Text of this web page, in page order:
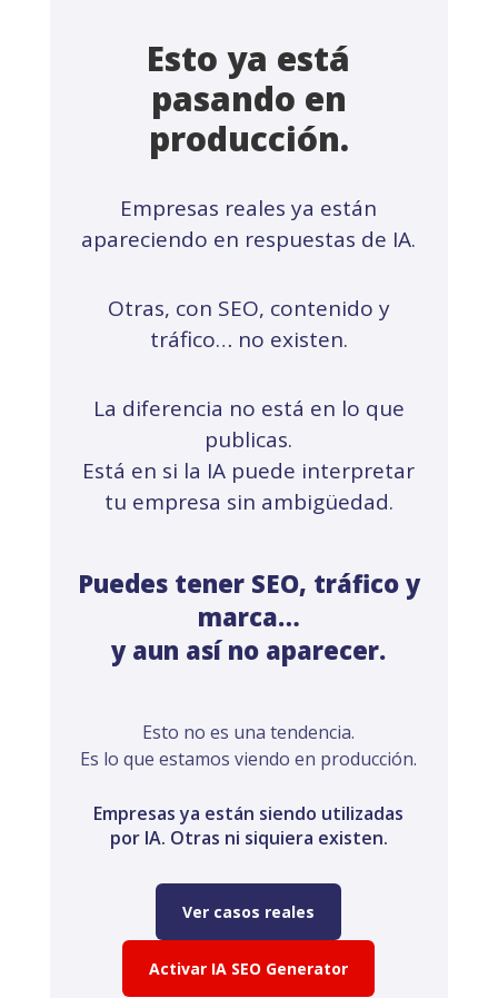
Esto ya está
pasando en
producción.
Empresas reales ya están
apareciendo en respuestas de IA.
Otras, con SEO, contenido y
tráfico… no existen.
La diferencia no está en lo que
publicas.
Está en si la IA puede interpretar
tu empresa sin ambigüedad.
Puedes tener SEO, tráfico y
marca…
y aun así no aparecer.
Esto no es una tendencia.
Es lo que estamos viendo en producción.
Empresas ya están siendo utilizadas
por IA. Otras ni siquiera existen.
Ver casos reales
Activar IA SEO Generator